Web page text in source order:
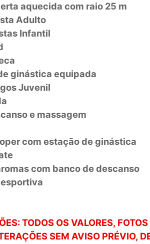
aquecida com raio 25 m
Adulto
Infantil
ginástica equipada
Juvenil
e massagem
com estação de ginástica
com banco de descanso
TODOS OS VALORES,
SEM AVISO PRÉVIO,